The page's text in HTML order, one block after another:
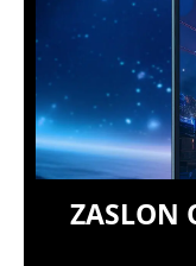
ZASLON